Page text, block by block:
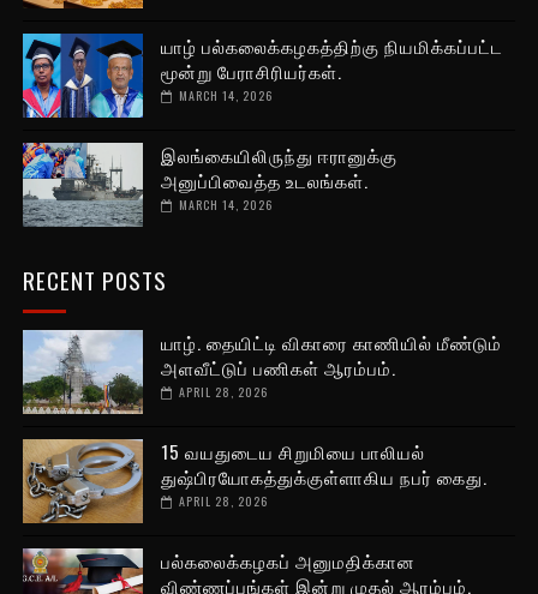
யாழ் பல்கலைக்கழகத்திற்கு நியமிக்கப்பட்ட
மூன்று பேராசிரியர்கள்.
MARCH 14, 2026
இலங்கையிலிருந்து ஈரானுக்கு
அனுப்பிவைத்த உடலங்கள்.
MARCH 14, 2026
RECENT POSTS
யாழ். தையிட்டி விகாரை காணியில் மீண்டும்
அளவீட்டுப் பணிகள் ஆரம்பம்.
APRIL 28, 2026
15 வயதுடைய சிறுமியை பாலியல்
துஷ்பிரயோகத்துக்குள்ளாகிய நபர் கைது.
APRIL 28, 2026
பல்கலைக்கழகப் அனுமதிக்கான
விண்ணப்பங்கள் இன்று முதல் ஆரம்பம்.